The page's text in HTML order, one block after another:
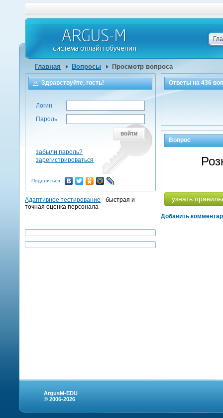
Главная Вопросы Просмотр вопроса
Ответы на436
Вопрос
узнать
Добавить
Здравствуйте, гость!
Логин
Пароль
войти
забыли пароль?
зарегистрироваться
Поделиться
Адаптивное тестирование - быстрая и
точная оценка персонала
ArgusM-EDU
© 2006-2026